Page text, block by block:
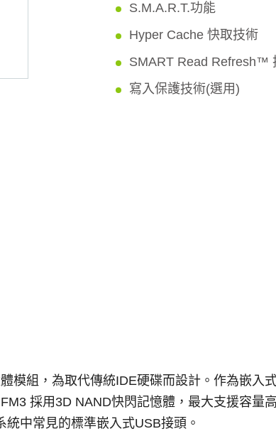
S.M.A.R.T.功能
Hyper Cache 快取技術
SMART Read Refresh™
寫入保護技術(選用)
模組，為取代傳統IDE硬碟而設計。作為嵌入
採用3D NAND快閃記憶體，最大支援容量
中常見的標準嵌入式USB接頭。